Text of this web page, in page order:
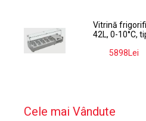
Vitrină
42L, 0-10°C,
5898Lei
Cele mai Vândute